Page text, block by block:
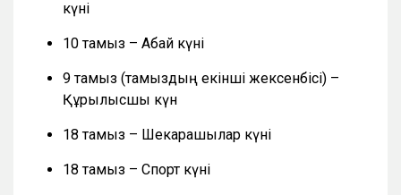
күні
10 тамыз – Абай күні
9 тамыз (тамыздың екінші жексенбісі) –
Құрылысшы күн
18 тамыз – Шекарашылар күні
18 тамыз – Спорт күні